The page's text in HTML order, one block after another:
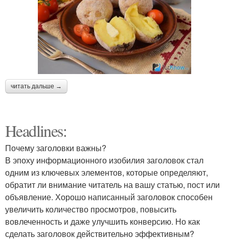
читать дальше →
Headlines:
Почему заголовки важны?
В эпоху информационного изобилия заголовок стал
одним из ключевых элементов, которые определяют,
обратит ли внимание читатель на вашу статью, пост или
объявление. Хорошо написанный заголовок способен
увеличить количество просмотров, повысить
вовлеченность и даже улучшить конверсию. Но как
сделать заголовок действительно эффективным?